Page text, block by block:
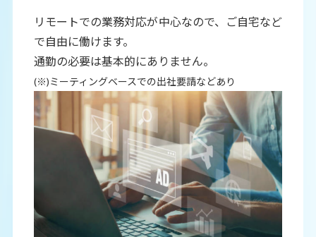
リモートでの業務対応が中心なので、ご自宅など
で自由に働けます。
通勤の必要は基本的にありません。
(※)ミーティングベースでの出社要請などあり